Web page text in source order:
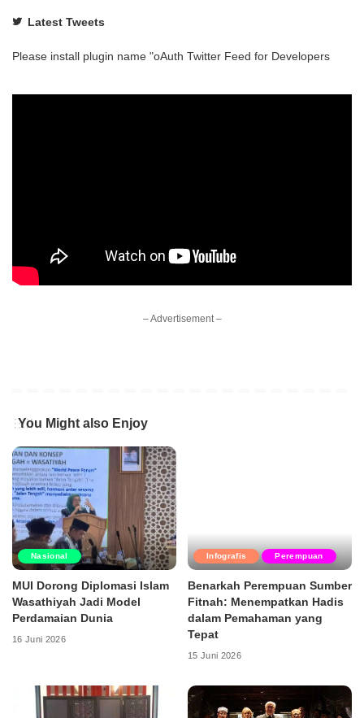
Latest Tweets
Please install plugin name "oAuth Twitter Feed for Developers
– Advertisement –
You Might also Enjoy
Nasional
MUI Dorong Diplomasi Islam
Wasathiyah Jadi Model
Perdamaian Dunia
16 Juni 2026
Infografis Perempuan
Benarkah Perempuan Sumber
Fitnah: Menempatkan Hadis
dalam Pemahaman yang
Tepat
15 Juni 2026